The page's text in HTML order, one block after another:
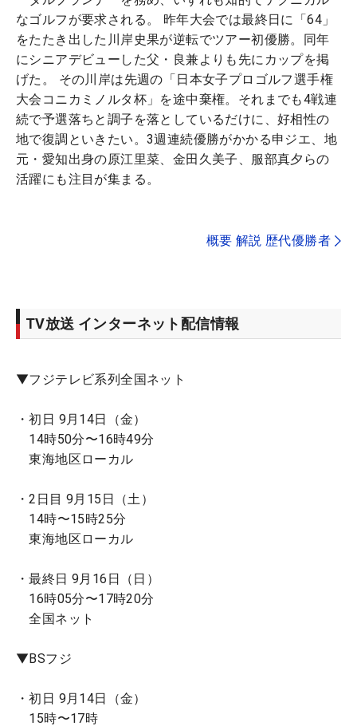
なゴルフが要求される。 昨年大会では最終日に「64」
をたたき出した川岸史果が逆転でツアー初優勝。同年
にシニアデビューした父・良兼よりも先にカップを掲
げた。 その川岸は先週の「日本女子プロゴルフ選手権
大会コニカミノルタ杯」を途中棄権。それまでも4戦連
続で予選落ちと調子を落としているだけに、好相性の
地で復調といきたい。3週連続優勝がかかる申ジエ、地
元・愛知出身の原江里菜、金田久美子、服部真夕らの
活躍にも注目が集まる。
概要 解説 歴代優勝者
TV放送 インターネット配信情報
▼フジテレビ系列全国ネット
・初日 9月14日（金）
14時50分〜16時49分
東海地区ローカル
・2日目 9月15日（土）
14時〜15時25分
東海地区ローカル
・最終日 9月16日（日）
16時05分〜17時20分
全国ネット
▼BSフジ
・初日 9月14日（金）
15時〜17時